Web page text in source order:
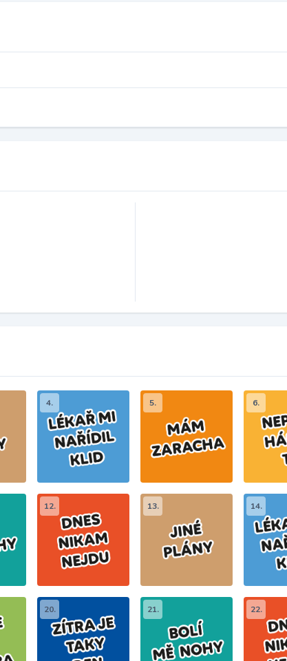
4. 5. 6.
12. 13. 14.
20. 21. 22.